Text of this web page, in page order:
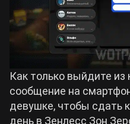
Как только выйдите из
сообщение на
девушке, чтобы сдать
день в Зенлесс Зон